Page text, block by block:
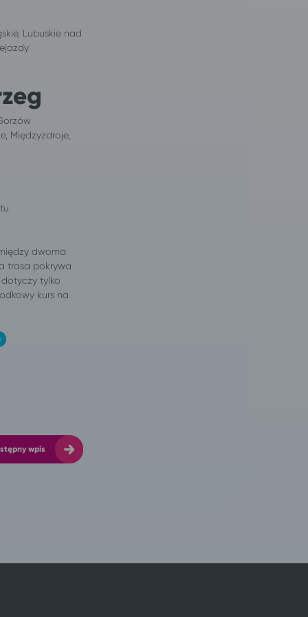
Lubuskie nad
Międzyzdroje,
dwoma
trasa pokrywa
dotyczy tylko
kurs na
wpis